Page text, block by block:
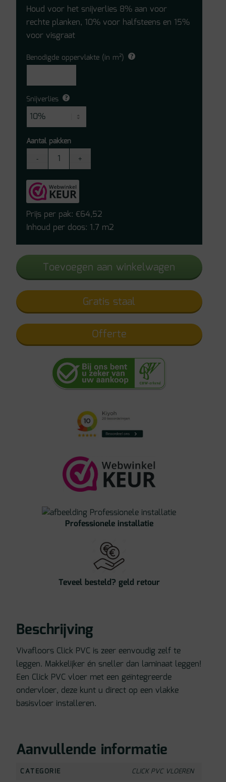
Houd voor het snijverlies 8% aan voor
rechte planken, 10% voor halfsteens en 15%
voor visgraat
Benodigde oppervlakte (in m²)
Snijverlies
Aantal pakken
Vivafloors
Matera
Click
PVC
Tegel
1420
Prijs per pak:€64,52
Inhoud per doos: 1.7 m2
Toevoegen aan winkelwagen
Gratis staal
Offerte
Professionele installatie
Teveel besteld? geld retour
Beschrijving
Vivafloors Click PVC is zeer eenvoudig zelf te
leggen. Makkelijker én sneller dan laminaat leggen!
Een Click PVC vloer met een geïntegreerde
ondervloer, deze kunt u direct op een vlakke
basisvloer installeren.
Aanvullende informatie
CATEGORIE CLICK PVC VLOEREN